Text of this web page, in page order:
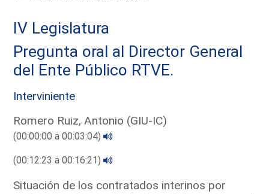
IV Legislatura
Pregunta oral al Director General
del Ente Público RTVE.
Interviniente
Romero Ruiz, Antonio (GIU-IC)
(00:00:00 a 00:03:04)
(00:12:23 a 00:16:21)
Situación de los contratados interinos por